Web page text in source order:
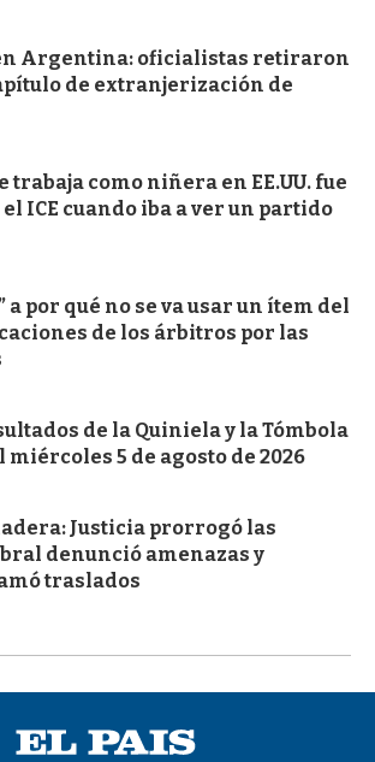
Argentina: oficialistas retiraron
de extranjerización de
como niñera en EE.UU. fue
ICE cuando iba a ver un partido
a por qué no se va usar un ítem del
de los árbitros por las
de la Quiniela y la Tómbola
5 de agosto de 2026
Justicia prorrogó las
denunció amenazas y
traslados